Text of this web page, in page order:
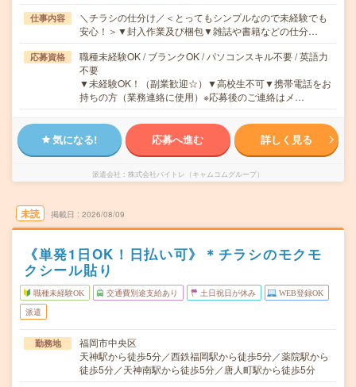
仕事内容
＼チラシの仕分け／＜とってもシンプルなので未経験でも
安心！＞▼封入作業及び梱包▼雑誌や書籍などの仕分…
応募資格
職種未経験OK / ブランクOK / パソコンスキル不要 / 英語力
不要
▼未経験OK！（副業歓迎☆）▼高校生不可▼携帯電話をお
持ちの方（業務連絡に使用）※応募後のご連絡はメ…
気になる! 応募へ進む 詳しく見る
派遣会社 株式会社バイトレ（キャムコムグループ）
未読 掲載日 2026/08/09
《単発1日OK！日払い可》＊チラシのモクモ
クシール貼り
職種未経験OK 交通費別途支給あり 土日祝日が休み WEB登録OK
派遣
勤務地
福岡市中央区
天神駅から徒歩5分／西鉄福岡駅から徒歩5分／薬院駅から
徒歩5分／天神南駅から徒歩5分／唐人町駅から徒歩5分